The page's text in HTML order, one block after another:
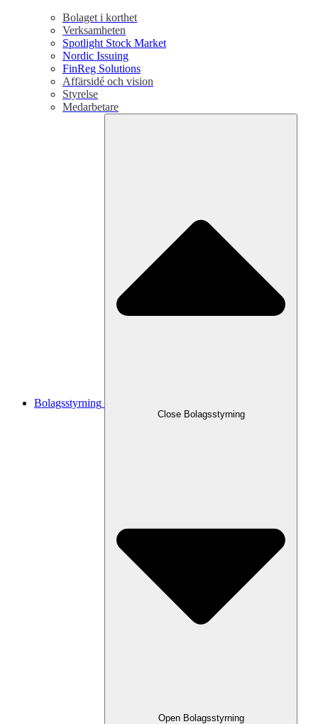
Bolaget i korthet
Verksamheten
Spotlight Stock Market
Nordic Issuing
FinReg Solutions
Affärsidé och vision
Styrelse
Medarbetare
Bolagsstyrning
Close Bolagsstyrning
Open Bolagsstyrning